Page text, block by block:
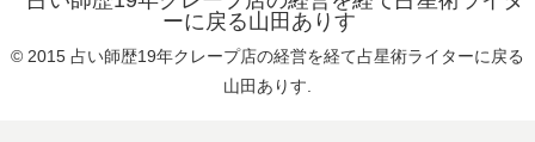
ーに戻る山田ありす
© 2015 占い師歴19年クレープ店の経営を経て占星術ライターに戻る
山田ありす.